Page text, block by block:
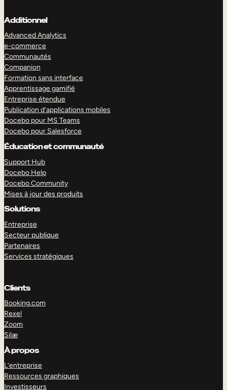
Additionnel
Advanced Analytics
e-commerce
Communautés
Companion
Formation sans interface
Apprentissage gamifié
Entreprise étendue
Publication d’applications mobiles
Docebo pour MS Teams
Docebo pour Salesforce
Éducation et communauté
Support Hub
Docebo Help
Docebo Community
Mises à jour des produits
Solutions
Entreprise
Secteur publique
Partenaires
Services stratégiques
Clients
Booking.com
Rexel
Zoom
Silæ
À propos
L’entreprise
Ressources graphiques
Investisseurs